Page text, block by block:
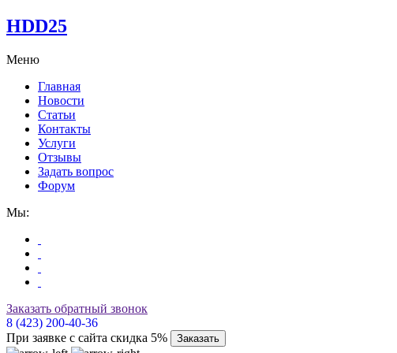
HDD25
Меню
Главная
Новости
Статьи
Контакты
Услуги
Отзывы
Задать вопрос
Форум
Мы:
Заказать обратный звонок
8 (423) 200-40-36
При заявке с сайта скидка 5%
Заказать